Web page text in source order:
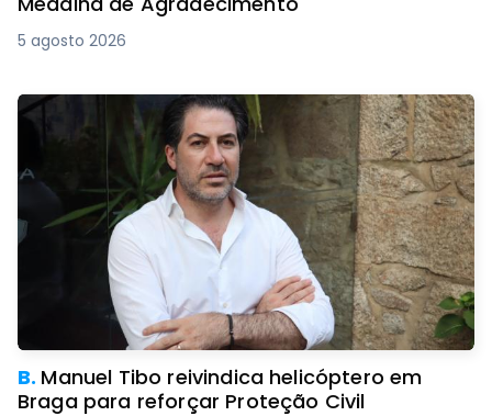
5 agosto 2026
B. Manuel Tibo reivindica helicóptero em
Braga para reforçar Proteção Civil